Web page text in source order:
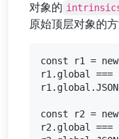
对象的
原始顶层对象的方
const r1 =
r1.global
const r2 =
r2.global